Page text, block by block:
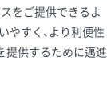
をご提供できるよ
やすく、より利便性
提供するために邁進